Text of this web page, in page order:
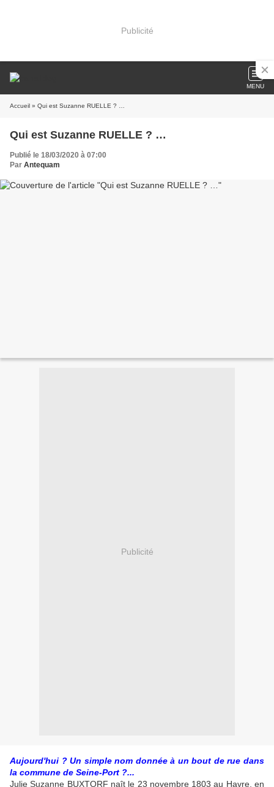
Publicité
MENU
Accueil » Qui est Suzanne RUELLE ? …
Qui est Suzanne RUELLE ? …
Publié le 18/03/2020 à 07:00
Par Antequam
Publicité
Aujourd'hui ? Un simple nom donnée à un bout de rue dans
la commune de Seine-Port ?...
JulieSuzanne BUXTORF naît le 23 novembre 1803 au Havre, en